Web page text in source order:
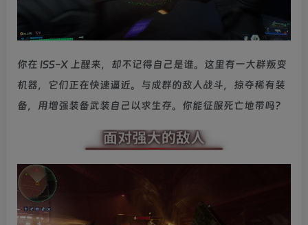
你在 ISS-X 上醒来，却不记得自己是谁。这里有一大群叛变
机器，它们正在快速逼近。与成群的敌人战斗，掠夺稀有装
备，用增强装备武装自己以求生存。你能征服死亡地带吗？